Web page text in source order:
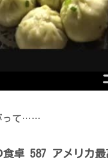
って……
食卓 587 アメリカ